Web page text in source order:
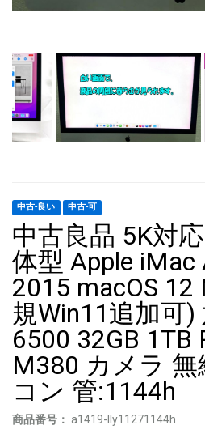
中古-良い 中古-可
中古良品 5K対
体型 Apple iMac
2015 macOS 12
規Win11追加可)
6500 32GB 1TB
M380 カメラ 無
コン 管:1144h
商品番号： a1419-lly11271144h